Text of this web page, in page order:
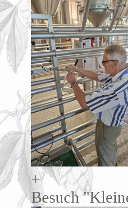
+
Besuch